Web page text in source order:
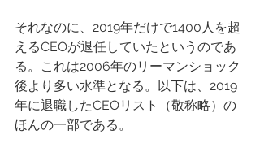
それなのに、2019年だけで1400人を超
えるCEOが退任していたというのであ
る。これは2006年のリーマンショック
後より多い水準となる。以下は、2019
年に退職したCEOリスト（敬称略）の
ほんの一部である。